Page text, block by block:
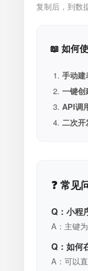
复制后，到数
📖 如何
手动建
一键创
API调
二次开
❓ 常见
Q：小程
A：主键为
Q：如何
A：可以